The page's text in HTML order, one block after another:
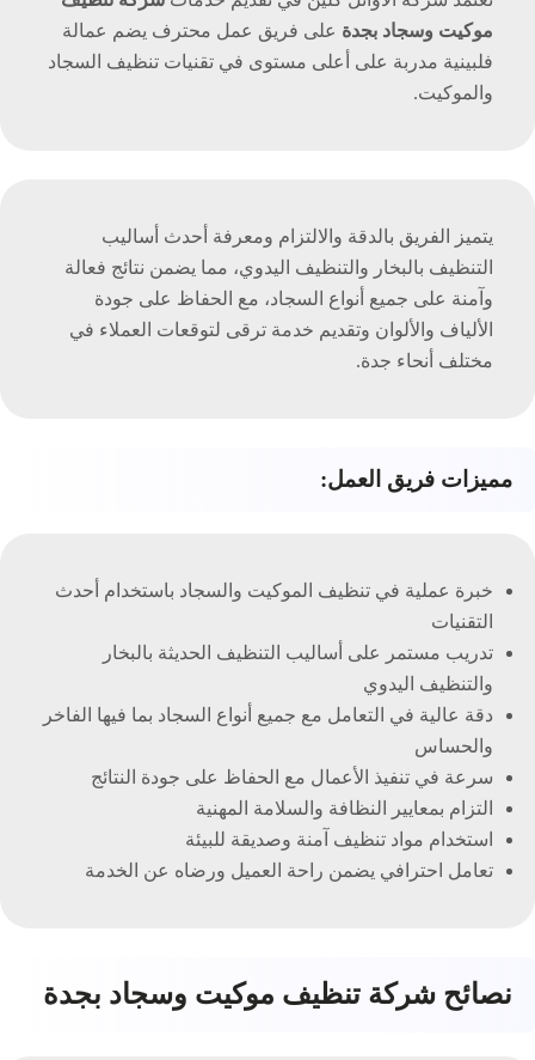
موكيت وسجاد بجدة على فريق عمل محترف يضم عمالة
فلبينية مدربة على أعلى مستوى في تقنيات تنظيف السجاد
والموكيت.
يتميز الفريق بالدقة والالتزام ومعرفة أحدث أساليب
التنظيف بالبخار والتنظيف اليدوي، مما يضمن نتائج فعالة
وآمنة على جميع أنواع السجاد، مع الحفاظ على جودة
الألياف والألوان وتقديم خدمة ترقى لتوقعات العملاء في
مختلف أنحاء جدة.
مميزات فريق العمل:
خبرة عملية في تنظيف الموكيت والسجاد باستخدام أحدث
التقنيات
تدريب مستمر على أساليب التنظيف الحديثة بالبخار
والتنظيف اليدوي
دقة عالية في التعامل مع جميع أنواع السجاد بما فيها الفاخر
والحساس
سرعة في تنفيذ الأعمال مع الحفاظ على جودة النتائج
التزام بمعايير النظافة والسلامة المهنية
استخدام مواد تنظيف آمنة وصديقة للبيئة
تعامل احترافي يضمن راحة العميل ورضاه عن الخدمة
نصائح شركة تنظيف موكيت وسجاد بجدة